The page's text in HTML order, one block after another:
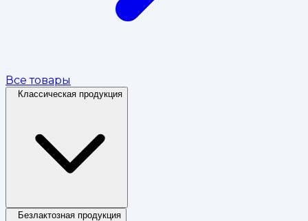
Все товары
Классическая продукция
Безлактозная продукция